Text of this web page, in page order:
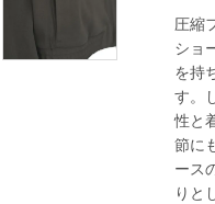
圧縮
ショ
を持
す。
性と
節に
ース
りと